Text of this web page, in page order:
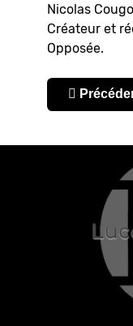
Nicolas
Créateur et
Opposée.
Article